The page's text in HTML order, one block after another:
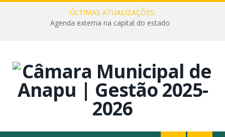
ÚLTIMAS ATUALIZAÇÕES:
Agenda externa na capital do estado